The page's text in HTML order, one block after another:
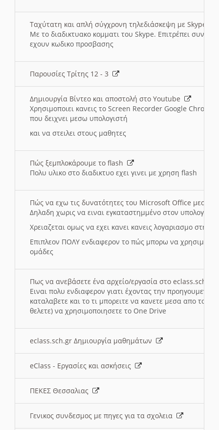
Ταχύτατη και απλή σύγχρονη τηλεδιάσκεψη με Skype
Με το διαδικτυακο κομματι του Skype. Επιτρέπει
εχουν κωδικο προσβασης
Παρουσίες Τρίτης 12 - 3
Δημιουργία Βίντεο και αποστολή στο Youtube
Χρησιμοποιει κανεις το Screen Recorder Google Chrome
που δειχνει μεσω υπολογιστή
και να στειλει στους μαθητες
Πώς ξεμπλοκάρουμε το flash
Πολυ υλικο στο διαδικτυο εχει γινει με χρηση flash
Πώς να εχω τις δυνατότητες του Microsoft Office μεσω
Δηλαδη χωρις να ειναι εγκαταστημμένο στον
Χρειαζεται ομως να εχει κανει κανεις λογαριασμο στη
Επιπλεον ΠΟΛΥ ενδιαφερον το πώς μπορω να
ομάδες
Πως να ανεβάσετε ένα αρχείο/εργασία στο eclass.sch.gr
Ειναι πολυ ενδιαφερον γιατι έχοντας την
καταλαβετε και το τι μπορειτε να κανετε μεσα απο το
θελετε) να χρησιμοποιησετε το One Drive
eclass.sch.gr Δημιουργία μαθημάτων
eClass - Εργασίες και ασκήσεις
ΠΕΚΕΣ Θεσσαλιας
Γενικος συνδεσμος με πηγες για τα σχολεια